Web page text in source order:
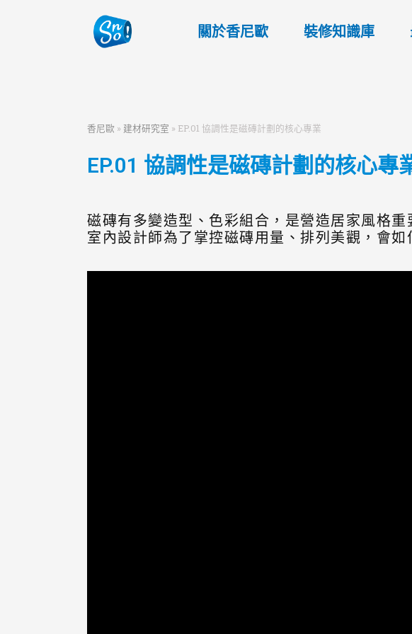
關於香尼歐 裝修知識庫
香尼歐 » 建材研究室 » EP.01 協調性是磁磚計劃的核心專業
EP.01 協調性是磁磚計劃的核心專
磁磚有多變造型、色彩組合，是營造居家風格
室內設計師為了掌控磁磚用量、排列美觀，會